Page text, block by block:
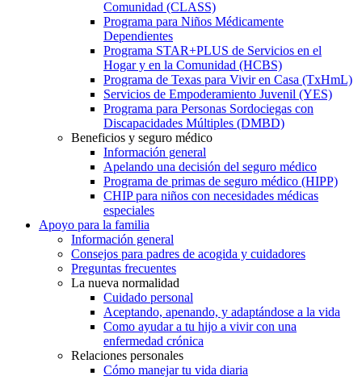
Comunidad (CLASS)
Programa para Niños Médicamente
Dependientes
Programa STAR+PLUS de Servicios en el
Hogar y en la Comunidad (HCBS)
Programa de Texas para Vivir en Casa (TxHmL)
Servicios de Empoderamiento Juvenil (YES)
Programa para Personas Sordociegas con
Discapacidades Múltiples (DMBD)
Beneficios y seguro médico
Información general
Apelando una decisión del seguro médico
Programa de primas de seguro médico (HIPP)
CHIP para niños con necesidades médicas
especiales
Apoyo para la familia
Información general
Consejos para padres de acogida y cuidadores
Preguntas frecuentes
La nueva normalidad
Cuidado personal
Aceptando, apenando, y adaptándose a la vida
Como ayudar a tu hijo a vivir con una
enfermedad crónica
Relaciones personales
Cómo manejar tu vida diaria